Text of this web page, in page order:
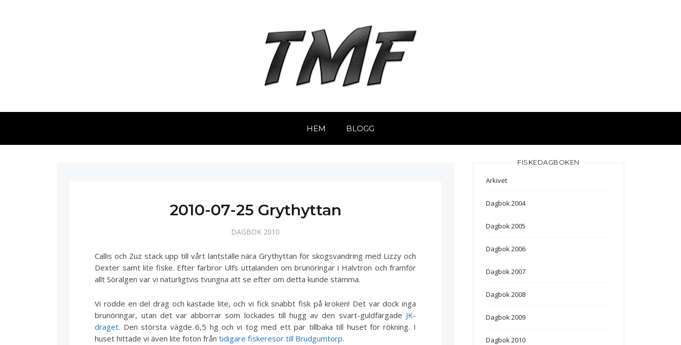
HEM BLOGG
2010-07-25 Grythyttan
DAGBOK 2010
Callis och Zuz stack upp till vårt lantställe nära Grythyttan för skogsvandring med Lizzy och
Dexter samt lite fiske. Efter farbror Ulfs uttalanden om brunöringar i Halvtron och framför
allt Sörälgen var vi naturligtvis tvungna att se efter om detta kunde stämma.
Vi rodde en del drag och kastade lite, och vi fick snabbt fisk på kroken! Det var dock inga
brunöringar, utan det var abborrar som lockades till hugg av den svart-guldfärgade JK-
draget. Den största vägde 6,5 hg och vi tog med ett par tillbaka till huset för rökning. I
huset hittade vi även lite foton fråntidigare fiskeresor till Brudgumtorp.
FISKEDAGBOKEN
Arkivet
Dagbok 2004
Dagbok 2005
Dagbok 2006
Dagbok 2007
Dagbok 2008
Dagbok 2009
Dagbok 2010